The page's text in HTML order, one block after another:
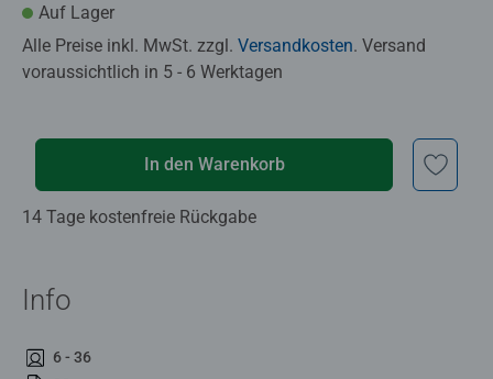
Auf Lager
Alle Preise inkl. MwSt. zzgl. Versandkosten. Versand
voraussichtlich in 5 - 6 Werktagen
In den Warenkorb
14 Tage kostenfreie Rückgabe
Info
6 - 36